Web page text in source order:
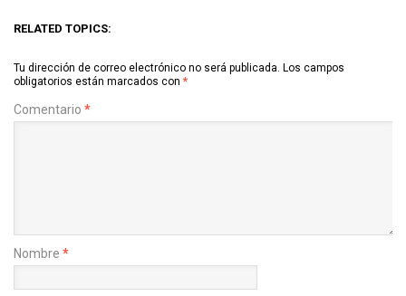
RELATED TOPICS:
Tu dirección de correo electrónico no será publicada. Los campos
obligatorios están marcados con *
Comentario *
Nombre *